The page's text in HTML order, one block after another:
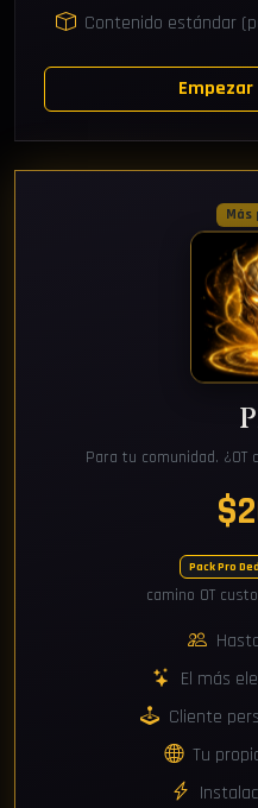
Contenido estándar
Más
Para tu comunidad. ¿OT
Pack Pro
camino OT
El más
Cliente
Tu